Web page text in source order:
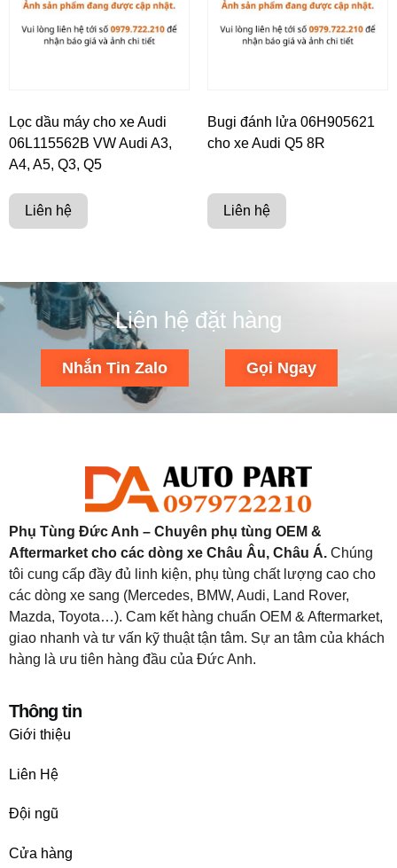
Lọc dầu máy cho xe Audi
06L115562B VW Audi A3,
A4, A5, Q3, Q5
Liên hệ
Bugi đánh lửa 06H905621
cho xe Audi Q5 8R
Liên hệ
Liên hệ đặt hàng
Nhắn Tin Zalo Gọi Ngay
Phụ Tùng Đức Anh – Chuyên phụ tùng OEM &
Aftermarket cho các dòng xe Châu Âu, Châu Á. Chúng
tôi cung cấp đầy đủ linh kiện, phụ tùng chất lượng cao cho
các dòng xe sang (Mercedes, BMW, Audi, Land Rover,
Mazda, Toyota…). Cam kết hàng chuẩn OEM & Aftermarket,
giao nhanh và tư vấn kỹ thuật tận tâm. Sự an tâm của khách
hàng là ưu tiên hàng đầu của Đức Anh.
Thông tin
Giới thiệu
Liên Hệ
Đội ngũ
Cửa hàng